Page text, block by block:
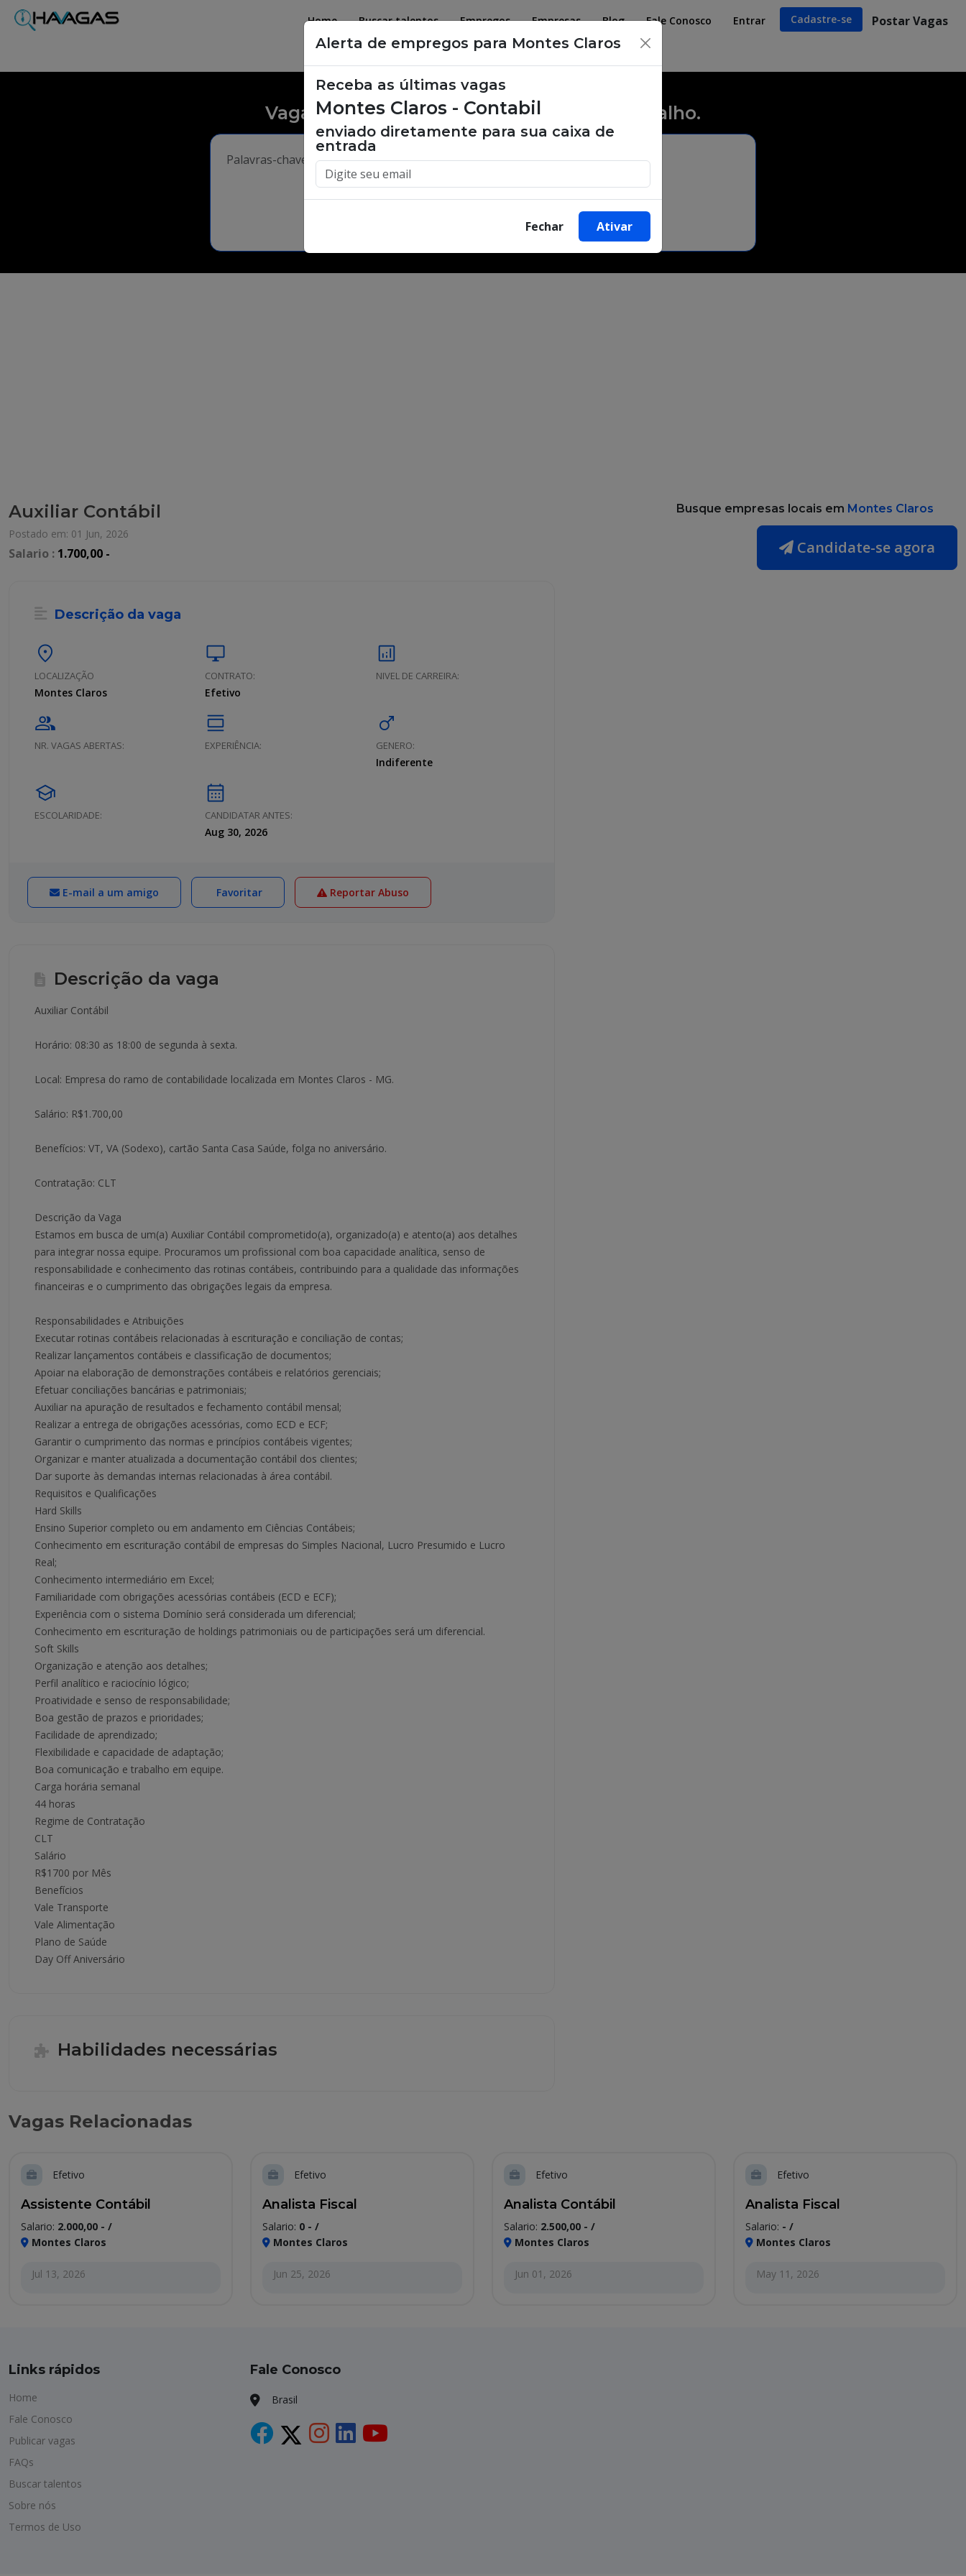
Home Buscar talentos Empregos Empresas Blog Fale Conosco Entrar Cadastre-se Postar Vagas
Vagas de emprego, oportunidades de trabalho.
Auxiliar Contábil
Postado em: 01 Jun, 2026
Salario : 1.700,00 -
Busque empresas locais em Montes Claros
Candidate-se agora
Descrição da vaga
location_on
LOCALIZAÇÃO
Montes Claros
desktop_windows
CONTRATO:
Efetivo
analytics
NIVEL DE CARREIRA:
group
NR. VAGAS ABERTAS:
calendar_view_day
EXPERIÊNCIA:
male
GENERO:
Indiferente
school
ESCOLARIDADE:
calendar_month
CANDIDATAR ANTES:
Aug 30, 2026
E-mail a um amigo Favoritar Reportar Abuso
Descrição da vaga
Auxiliar Contábil
Horário: 08:30 as 18:00 de segunda à sexta.
Local: Empresa do ramo de contabilidade localizada em Montes Claros - MG.
Salário: R$1.700,00
Benefícios: VT, VA (Sodexo), cartão Santa Casa Saúde, folga no aniversário.
Contratação: CLT
Descrição da Vaga
Estamos em busca de um(a) Auxiliar Contábil comprometido(a), organizado(a) e atento(a) aos detalhes
para integrar nossa equipe. Procuramos um profissional com boa capacidade analítica, senso de
responsabilidade e conhecimento das rotinas contábeis, contribuindo para a qualidade das informações
financeiras e o cumprimento das obrigações legais da empresa.
Responsabilidades e Atribuições
Executar rotinas contábeis relacionadas à escrituração e conciliação de contas;
Realizar lançamentos contábeis e classificação de documentos;
Apoiar na elaboração de demonstrações contábeis e relatórios gerenciais;
Efetuar conciliações bancárias e patrimoniais;
Auxiliar na apuração de resultados e fechamento contábil mensal;
Realizar a entrega de obrigações acessórias, como ECD e ECF;
Garantir o cumprimento das normas e princípios contábeis vigentes;
Organizar e manter atualizada a documentação contábil dos clientes;
Dar suporte às demandas internas relacionadas à área contábil.
Requisitos e Qualificações
Hard Skills
Ensino Superior completo ou em andamento em Ciências Contábeis;
Conhecimento em escrituração contábil de empresas do Simples Nacional, Lucro Presumido e Lucro
Real;
Conhecimento intermediário em Excel;
Familiaridade com obrigações acessórias contábeis (ECD e ECF);
Experiência com o sistema Domínio será considerada um diferencial;
Conhecimento em escrituração de holdings patrimoniais ou de participações será um diferencial.
Soft Skills
Organização e atenção aos detalhes;
Perfil analítico e raciocínio lógico;
Proatividade e senso de responsabilidade;
Boa gestão de prazos e prioridades;
Facilidade de aprendizado;
Flexibilidade e capacidade de adaptação;
Boa comunicação e trabalho em equipe.
Carga horária semanal
44 horas
Regime de Contratação
CLT
Salário
R$1700 por Mês
Benefícios
Vale Transporte
Vale Alimentação
Plano de Saúde
Day Off Aniversário
Habilidades necessárias
Alerta de empregos para Montes Claros ×
Receba as últimas vagas
Montes Claros - Contabil
enviado diretamente para sua caixa de
entrada
Fechar Ativar
Vagas Relacionadas
Efetivo
Assistente Contábil
Salario: 2.000,00 - /
Montes Claros
Jul 13, 2026
Efetivo
Analista Fiscal
Salario: 0 - /
Montes Claros
Jun 25, 2026
Efetivo
Analista Contábil
Salario: 2.500,00 - /
Montes Claros
Jun 01, 2026
Efetivo
Analista Fiscal
Salario: - /
Montes Claros
May 11, 2026
Links rápidos
Home
Fale Conosco
Publicar vagas
FAQs
Buscar talentos
Sobre nós
Termos de Uso
Fale Conosco
Brasil